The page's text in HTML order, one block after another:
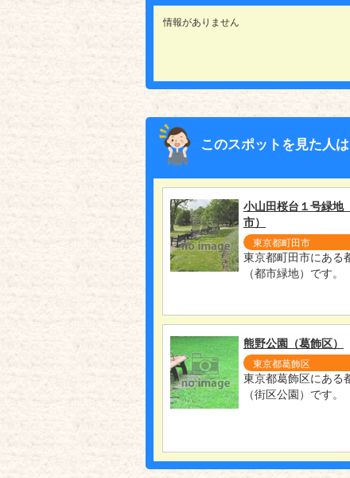
情報がありません
このスポットを見た人
小山田桜台１号緑地
市）
東京都町田市
東京都町田市にある
（都市緑地）です。
熊野公園（葛飾区）
東京都葛飾区
東京都葛飾区にある
（街区公園）です。